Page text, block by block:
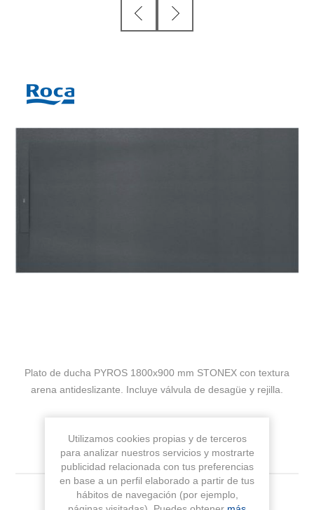
Plato de ducha PYROS 1800x900 mm STONEX con textura
arena antideslizante. Incluye válvula de desagüe y rejilla.
Sku: AP90170838401200
Medida
Utilizamos cookies propias y de terceros
para analizar nuestros servicios y mostrarte
publicidad relacionada con tus preferencias
en base a un perfil elaborado a partir de tus
hábitos de navegación (por ejemplo,